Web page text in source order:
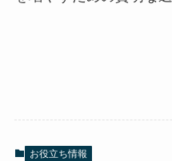
お役立ち情報